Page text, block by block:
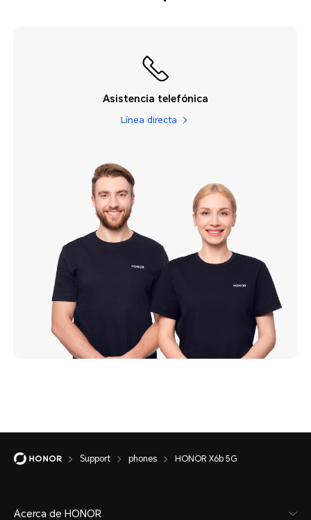
Asistencia telefónica
Línea directa
Support phones HONOR X6b 5G
Acerca de HONOR